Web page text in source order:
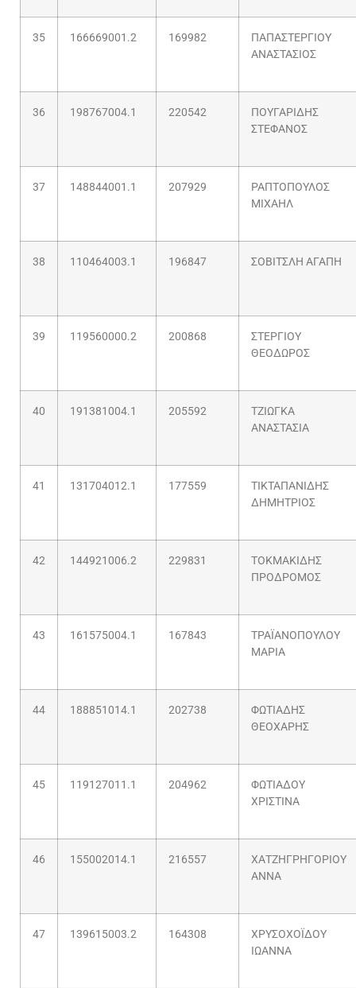
35 166669001.2 169982
ΠΑΠΑΣΤΕΡΓΙΟΥ
ΑΝΑΣΤΑΣΙΟΣ
36 198767004.1 220542
ΠΟΥΓΑΡΙΔΗΣ
ΣΤΕΦΑΝΟΣ
37 148844001.1 207929
ΡΑΠΤΟΠΟΥΛΟΣ
ΜΙΧΑΗΛ
38 110464003.1 196847 ΣΟΒΙΤΣΛΗ ΑΓΑΠΗ
39 119560000.2 200868
ΣΤΕΡΓΙΟΥ
ΘΕΟΔΩΡΟΣ
40 191381004.1 205592
ΤΖΙΩΓΚΑ
ΑΝΑΣΤΑΣΙΑ
41 131704012.1 177559
ΤΙΚΤΑΠΑΝΙΔΗΣ
ΔΗΜΗΤΡΙΟΣ
42 144921006.2 229831
ΤΟΚΜΑΚΙΔΗΣ
ΠΡΟΔΡΟΜΟΣ
43 161575004.1 167843
ΤΡΑΪΑΝΟΠΟΥΛΟΥ
ΜΑΡΙΑ
44 188851014.1 202738
ΦΩΤΙΑΔΗΣ
ΘΕΟΧΑΡΗΣ
45 119127011.1 204962
ΦΩΤΙΑΔΟΥ
ΧΡΙΣΤΙΝΑ
46 155002014.1 216557
ΧΑΤΖΗΓΡΗΓΟΡΙΟΥ
ΑΝΝΑ
47 139615003.2 164308
ΧΡΥΣΟΧΟΪΔΟΥ
ΙΩΑΝΝΑ